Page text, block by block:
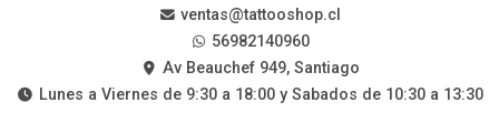
ventas@tattooshop.cl
56982140960
Av Beauchef 949, Santiago
Lunes a Viernes de 9:30 a 18:00 y Sabados de 10:30 a 13:30